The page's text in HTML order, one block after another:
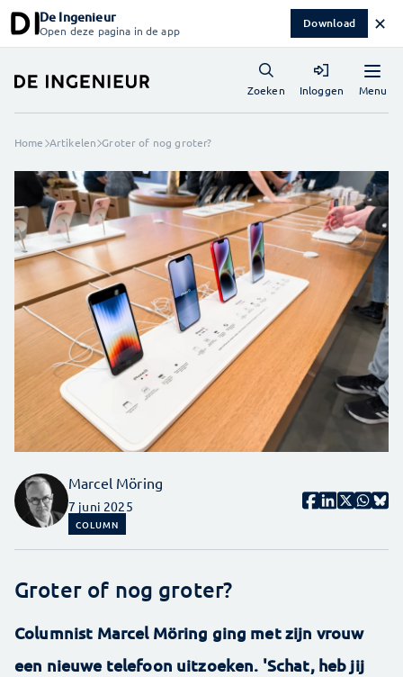
De Ingenieur
Open deze pagina in de app Download ✕
Menu
Zoeken Inloggen
Home Artikelen Groter of nog groter?
Marcel Möring
7 juni 2025
COLUMN
Groter of nog groter?
Columnist Marcel Möring ging met zijn vrouw
een nieuwe telefoon uitzoeken. 'Schat, heb jij